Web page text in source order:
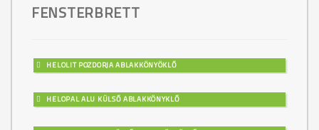
FENSTERBRETT
HELOLIT POZDORJA ABLAKKÖNYÖKLŐ
HELOPAL ALU KÜLSŐ ABLAKKÖNYKLŐ